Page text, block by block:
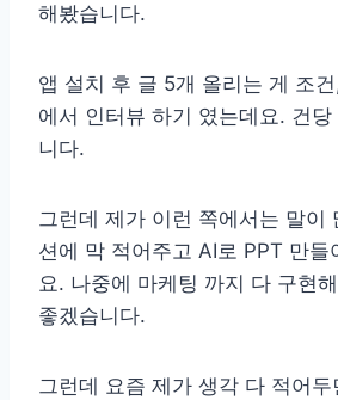
해봤습니다.
앱 설치 후 글 5개 올리는 게 조
에서 인터뷰 하기 였는데요. 건
니다.
그런데 제가 이런 쪽에서는 말이
션에 막 적어주고 AI로 PPT 만들
요. 나중에 마케팅 까지 다 구현
좋겠습니다.
그런데 요즘 제가 생각 다 적어두